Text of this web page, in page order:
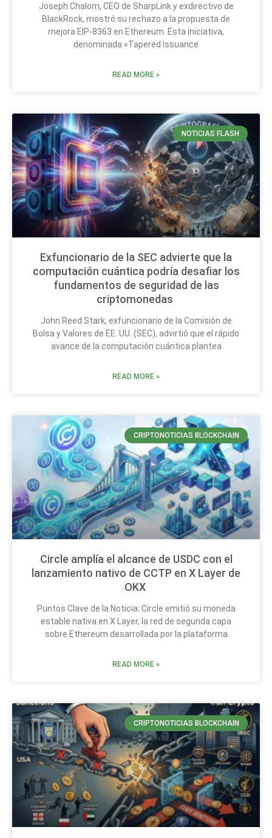
Joseph Chalom, CEO de SharpLink y exdirectivo de
BlackRock, mostró su rechazo a la propuesta de
mejora EIP-8363 en Ethereum. Esta iniciativa,
denominada «Tapered Issuance
READ MORE »
NOTICIAS FLASH
Exfuncionario de la SEC advierte que la
computación cuántica podría desafiar los
fundamentos de seguridad de las
criptomonedas
John Reed Stark, exfuncionario de la Comisión de
Bolsa y Valores de EE. UU. (SEC), advirtió que el rápido
avance de la computación cuántica plantea
READ MORE »
CRIPTONOTICIAS BLOCKCHAIN
Circle amplía el alcance de USDC con el
lanzamiento nativo de CCTP en X Layer de
OKX
Puntos Clave de la Noticia: Circle emitió su moneda
estable nativa en X Layer, la red de segunda capa
sobre Ethereum desarrollada por la plataforma
READ MORE »
CRIPTONOTICIAS BLOCKCHAIN